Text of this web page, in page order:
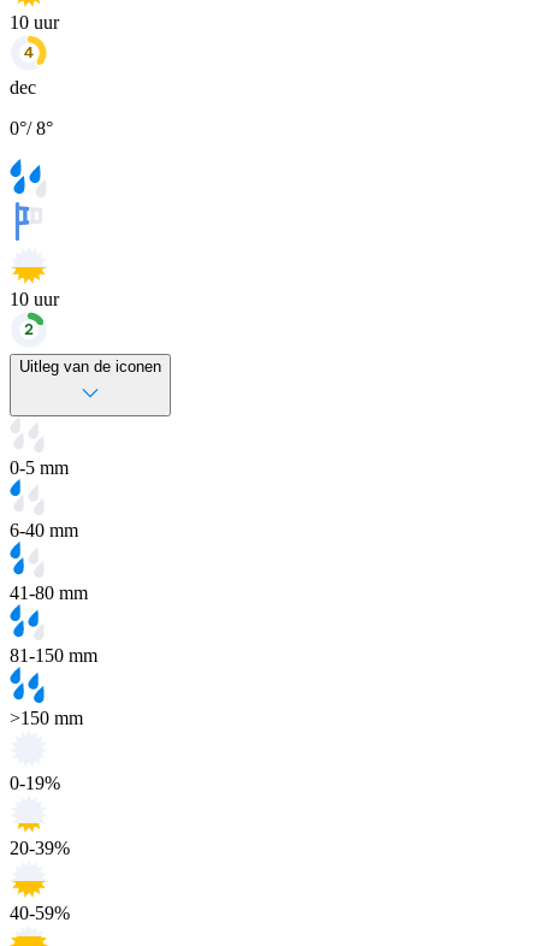
10 uur
dec
0°/8°
10 uur
Uitleg van de iconen
0-5 mm
6-40 mm
41-80 mm
81-150 mm
>150 mm
0-19%
20-39%
40-59%